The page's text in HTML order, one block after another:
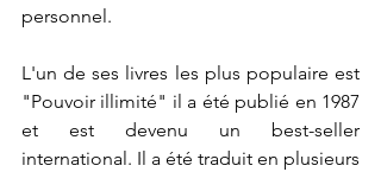
personnel.
L'un de ses livres les plus populaire est
"Pouvoir illimité" il a été publié en 1987
et est devenu un best-seller
international. Il a été traduit en plusieurs